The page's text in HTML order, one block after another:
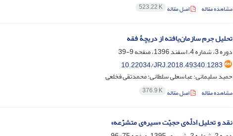
مشاهده مقاله اصل مقاله 523.22 K
تحلیل جرم سازمان‌یافته از دریچۀ فقه
دوره 3، شماره 4، اسفند 1396، صفحه
9-39
10.22034/JRJ.2018.49340.1283
حمید سلیمانی؛ عباسعلی سلطانی؛ محمدتقی فخلعی
مشاهده مقاله اصل مقاله 376.9 K
نقد و تحلیل ادلّه‌ی حجیّت «سیر‌ه‌ی متشرّعه»